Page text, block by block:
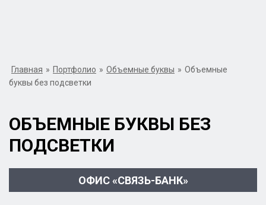
Главная » Портфолио » Объемные буквы » Объемные
буквы без подсветки
ОБЪЕМНЫЕ БУКВЫ БЕЗ
ПОДСВЕТКИ
ОФИС «СВЯЗЬ-БАНК»